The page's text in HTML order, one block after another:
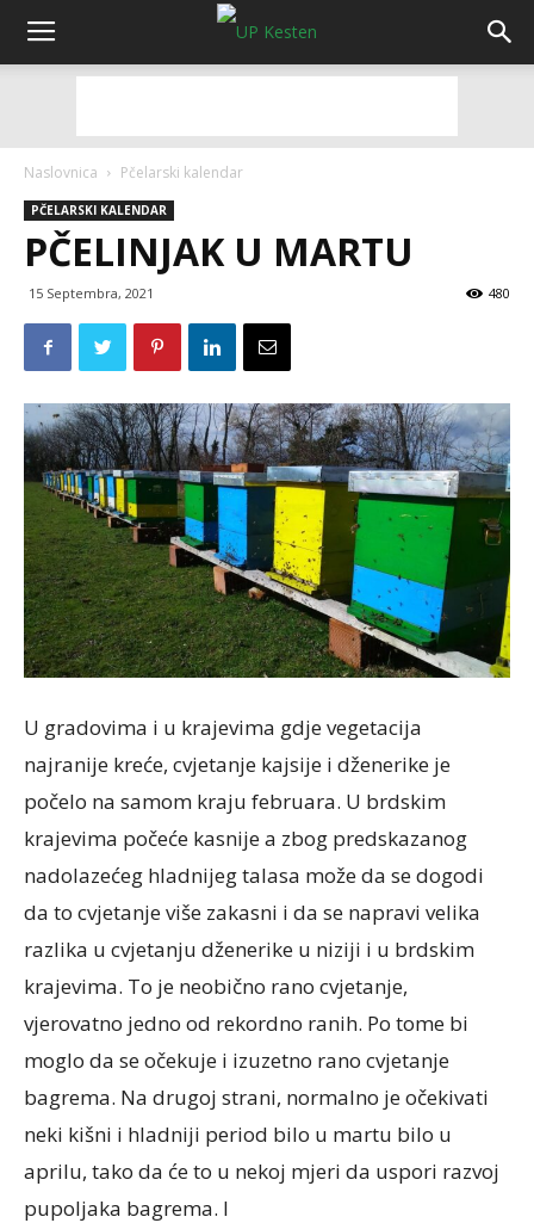
Naslovnica Pčelarski kalendar
PČELARSKI KALENDAR
PČELINJAK U MARTU
15 Septembra, 2021 480
U gradovima i u krajevima gdje vegetacija
najranije kreće, cvjetanje kajsije i dženerike je
počelo na samom kraju februara. U brdskim
krajevima počeće kasnije a zbog predskazanog
nadolazećeg hladnijeg talasa može da se dogodi
da to cvjetanje više zakasni i da se napravi velika
razlika u cvjetanju dženerike u niziji i u brdskim
krajevima. To je neobično rano cvjetanje,
vjerovatno jedno od rekordno ranih. Po tome bi
moglo da se očekuje i izuzetno rano cvjetanje
bagrema. Na drugoj strani, normalno je očekivati
neki kišni i hladniji period bilo u martu bilo u
aprilu, tako da će to u nekoj mjeri da uspori razvoj
pupoljaka bagrema. I